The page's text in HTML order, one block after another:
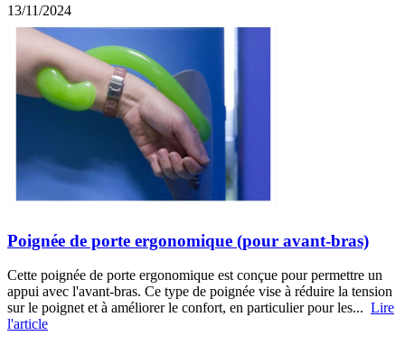
13/11/2024
Poignée de porte ergonomique (pour avant-bras)
Cette poignée de porte ergonomique est conçue pour permettre un
appui avec l'avant-bras. Ce type de poignée vise à réduire la tension
sur le poignet et à améliorer le confort, en particulier pour les... Lire
l'article